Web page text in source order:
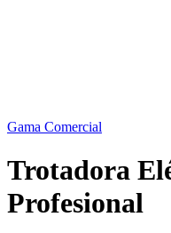
Gama Comercial
Trotadora
Profesional